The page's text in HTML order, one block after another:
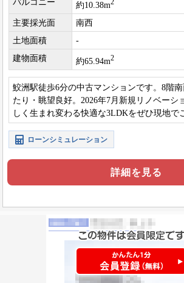
バルコニー
約10.38m2
主要採光面
南西
土地面積
-
建物面積
約65.94m2
鮫洲駅徒歩6分の中古マンションです。8階
たり・眺望良好。2026年7月新規リノベーシ
しく生まれ変わる快適な3LDKをぜひ現地で
せ。
ローンシミュレーション
詳細を見る